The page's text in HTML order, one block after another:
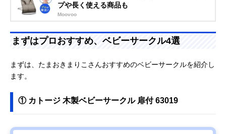
プや長く使える商品も
Moovoo
まずはプロおすすめ、ベビーサークル4選
まずは、たまおきまりこさんおすすめのベビーサークルを紹介し
ます。
① カトージ 木製ベビーサークル 扉付 63019